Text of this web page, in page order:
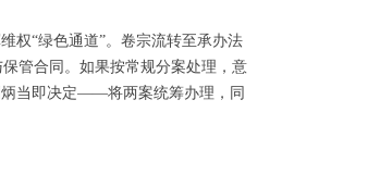
权“绿色通道”。卷宗流转至承办法
管合同。如果按常规分案处理，意
当即决定——将两案统筹办理，同